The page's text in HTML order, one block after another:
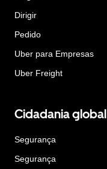
Dirigir
Pedido
Uber para Empresas
Uber Freight
Cidadania global
Segurança
Segurança